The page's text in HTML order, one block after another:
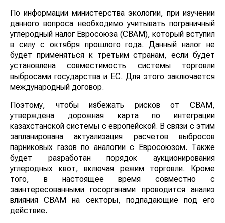
По информации министерства экологии, при изучении
данного вопроса необходимо учитывать пограничный
углеродный налог Евросоюза (СВАМ), который вступил
в силу с октября прошлого года. Данный налог не
будет применяться к третьим странам, если будет
установлена совместимость системы торговли
выбросами государства и ЕС. Для этого заключается
международный договор.
Поэтому, чтобы избежать рисков от СВАМ,
утверждена дорожная карта по интеграции
казахстанской системы с европейской. В связи с этим
запланирована актуализация расчетов выбросов
парниковых газов по аналогии с Евросоюзом. Также
будет разработан порядок аукционирования
углеродных квот, включая режим торговли. Кроме
того, в настоящее время совместно с
заинтересованными госорганами проводится анализ
влияния СВАМ на секторы, подпадающие под его
действие.